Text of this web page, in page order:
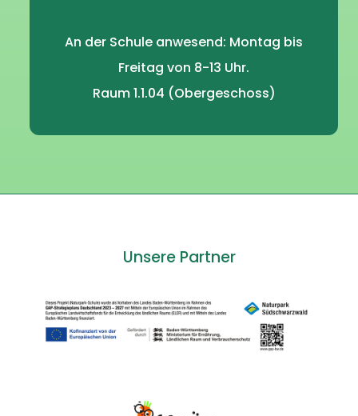
An der Schule anwesend: Montag bis
Freitag von 8-13 Uhr.
Raum 1.1.04 (Obergeschoss)
Unsere Partner